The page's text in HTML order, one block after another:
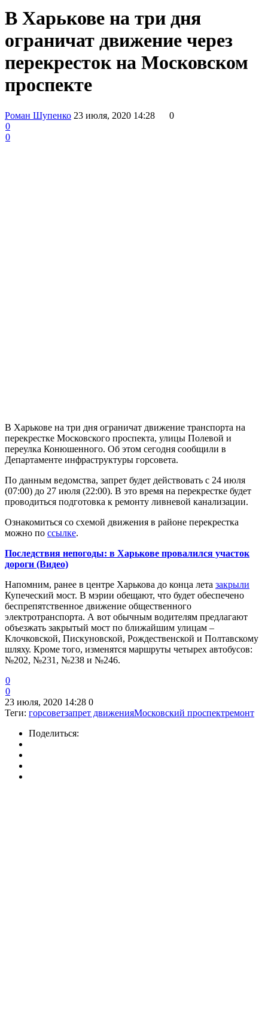
В Харькове на три дня
ограничат движение через
перекресток на Московском
проспекте
Роман Шупенко 23 июля, 2020 14:28
0
0
0
В Харькове на три дня ограничат движение транспорта на
перекрестке Московского проспекта, улицы Полевой и
переулка Конюшенного. Об этом сегодня сообщили в
Департаменте инфраструктуры горсовета.
По данным ведомства, запрет будет действовать с 24 июля
(07:00) до 27 июля (22:00). В это время на перекрестке будет
проводиться подготовка к ремонту ливневой канализации.
Ознакомиться со схемой движения в районе перекрестка
можно по ссылке.
Последствия непогоды: в Харькове провалился участок
дороги (Видео)
Напомним, ранее в центре Харькова до конца лета закрыли
Купеческий мост. В мэрии обещают, что будет обеспечено
беспрепятственное движение общественного
электротранспорта. А вот обычным водителям предлагают
объезжать закрытый мост по ближайшим улицам –
Клочковской, Пискуновской, Рождественской и Полтавскому
шляху. Кроме того, изменятся маршруты четырех автобусов:
№202, №231, №238 и №246.
0
0
23 июля, 2020 14:28 0
Теги: горсоветзапрет движенияМосковский проспектремонт
Поделиться: